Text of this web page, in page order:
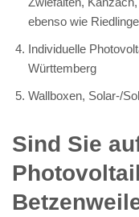
ebenso wie
Individuelle
Württemberg
Wallboxen, Solar-/
Sind Sie